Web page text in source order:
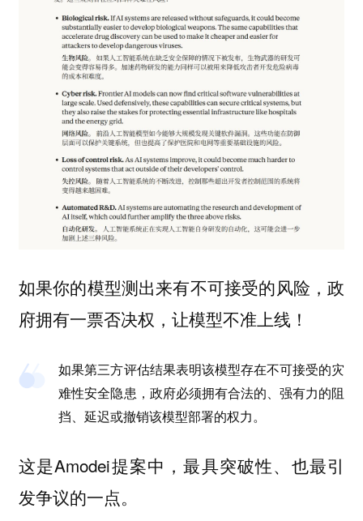
如果你的模型测出来有不可接受的风险，政
府拥有一票否决权，让模型不准上线！
如果第三方评估结果表明该模型存在不可接受的灾
难性安全隐患，政府必须拥有合法的、强有力的阻
挡、延迟或撤销该模型部署的权力。
这是Amodei提案中，最具突破性、也最引
发争议的一点。